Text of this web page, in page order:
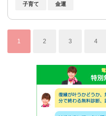
子育て 金運
1 2 3 4